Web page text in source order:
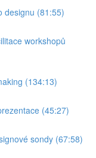
designu (81:55)
workshopů
(134:13)
(45:27)
sondy (67:58)